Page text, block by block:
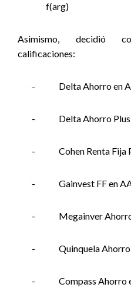
f(arg)
Asimismo, decidió
calificaciones:
- Delta Ahorro en
- Delta Ahorro
- Cohen Renta Fija
- Gainvest FF en
- Megainver
- Quinquela
- Compass Ahorro